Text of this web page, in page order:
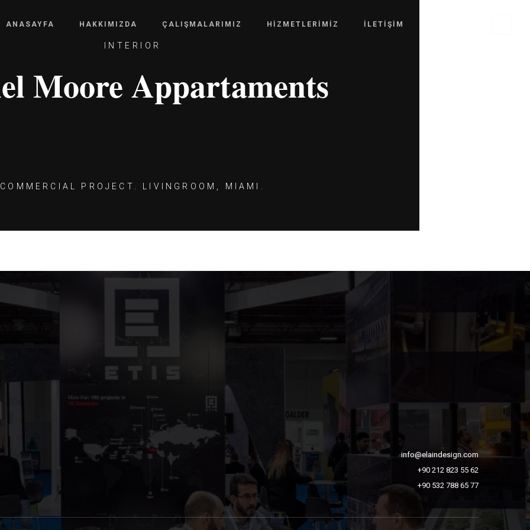
ANASAYFA HAKKIMIZDA ÇALIŞMALARIMIZ HIZMETLERIMIZ İLETIŞIM
INTERIOR
Moore Appartaments
COMMERCIAL PROJECT. LIVINGROOM, MIAMI.
info@elaindesign.com
+90 212 823 55 62
+90 532 788 65 77